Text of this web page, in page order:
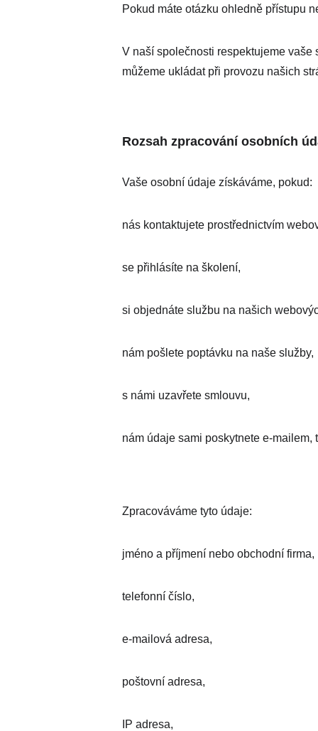
Pokud máte otázku ohledně přístupu
V naší společnosti respektujeme
můžeme ukládat při provozu našich
Rozsah zpracování osobních
Vaše osobní údaje získáváme, pokud:
nás kontaktujete prostřednictvím
se přihlásíte na školení,
si objednáte službu na našich
nám pošlete poptávku na naše služby,
s námi uzavřete smlouvu,
nám údaje sami poskytnete e-
Zpracováváme tyto údaje:
jméno a příjmení nebo obchodní firma,
telefonní číslo,
e-mailová adresa,
poštovní adresa,
IP adresa,